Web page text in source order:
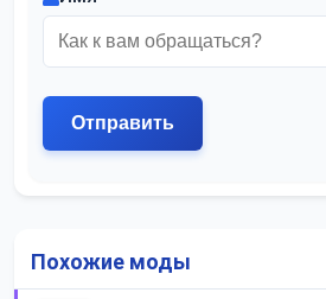
Похожие моды